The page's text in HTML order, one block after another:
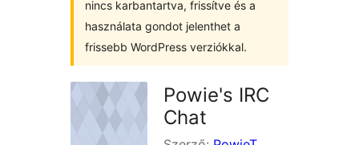
nincs karbantartva, frissítve és a
használata gondot jelenthet a
frissebb WordPress verziókkal.
Powie's IRC
Chat